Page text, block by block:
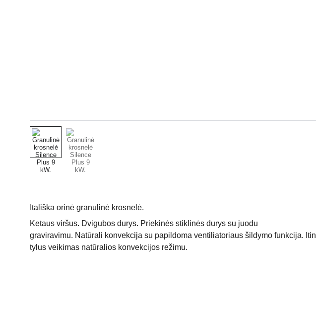
Itališka orinė granulinė krosnelė.
Ketaus viršus. Dvigubos durys. Priekinės stiklinės durys su juodu
graviravimu. Natūrali konvekcija su papildoma ventiliatoriaus šildymo funkcija. Itin
tylus veikimas natūralios konvekcijos režimu.